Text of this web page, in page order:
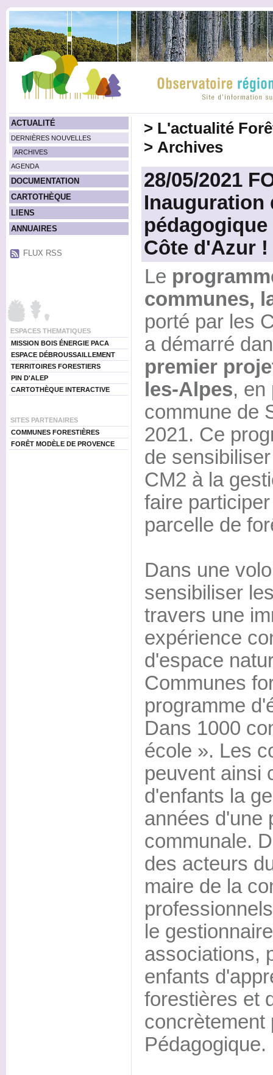
ACTUALITÉ
DERNIÈRES NOUVELLES
ARCHIVES
AGENDA
DOCUMENTATION
CARTOTHÈQUE
LIENS
ANNUAIRES
FLUX RSS
ESPACES THEMATIQUES
MISSION BOIS ÉNERGIE PACA
ESPACE DÉBROUSSAILLEMENT
TERRITOIRES FORESTIERS
PIN D'ALEP
CARTOTHÈQUE INTERACTIVE
SITES PARTENAIRES
COMMUNES FORESTIÈRES
FORÊT MODÈLE DE PROVENCE
> L'actualité
> Archives
28/05/2021
Inauguration
Côte d'Azur !
Le
communes,
porté par les
a démarré
premier
les-Alpes, en
commune de
2021. Ce
de
CM2 à la
faire
parcelle de
Dans une
sensibiliser
travers une
expérience
d'espace
Communes
programme
Dans 1000
école ». Les
peuvent ainsi
d'enfants la
années d'une
communale.
des acteurs
maire de la
le
associations,
enfants
forestières et
concrètement
Pédagogique.